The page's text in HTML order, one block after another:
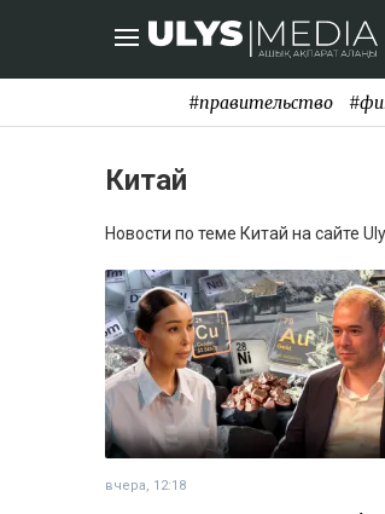
#правительство
Китай
Новости по теме Китай на сайте
вчера, 12:18